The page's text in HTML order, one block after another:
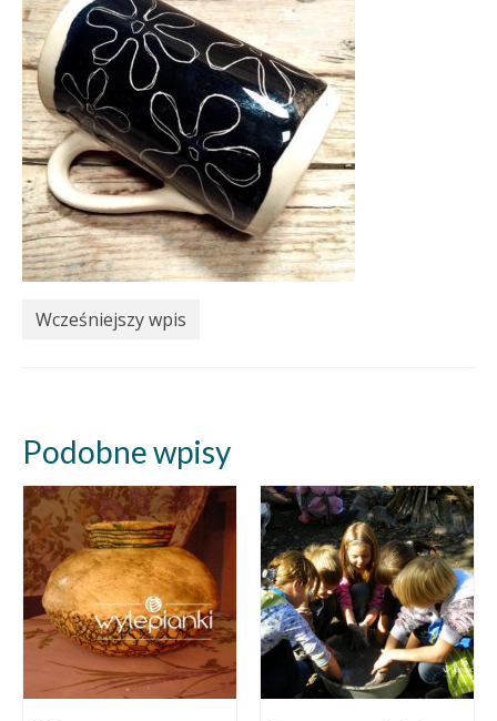
Wcześniejszy wpis
Podobne wpisy